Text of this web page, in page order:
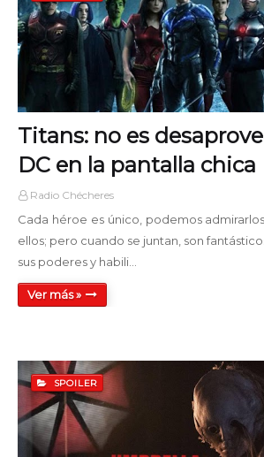
Titans: no es
DC en la pantalla chica
Radio Chécheres
Cada héroe es único, podemos
ellos; pero cuando se juntan, son
sus poderes y habili…
Ver más »
SPOILER